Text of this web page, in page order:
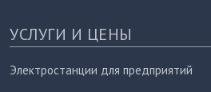
УСЛУГИ И ЦЕНЫ
Электростанции для предприятий